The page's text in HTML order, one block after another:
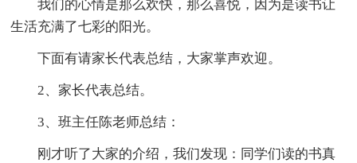
我们的心情是那么欢快，那么喜悦，因为是读书让
生活充满了七彩的阳光。
下面有请家长代表总结，大家掌声欢迎。
2、家长代表总结。
3、班主任陈老师总结：
刚才听了大家的介绍，我们发现：同学们读的书真